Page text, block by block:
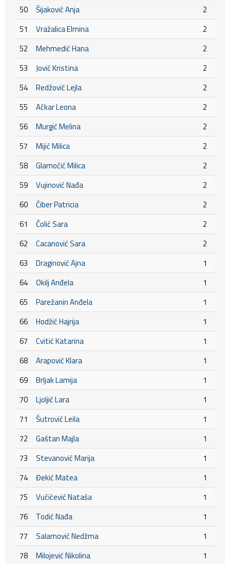
50
Šijaković Anja
2
51
Vražalica Elmina
2
52
Mehmedić Hana
2
53
Jović Kristina
2
54
Redžović Lejla
2
55
Ačkar Leona
2
56
Murgić Melina
2
57
Mijić Milica
2
58
Glamočić Milica
2
59
Vujinović Nađa
2
60
Ćiber Patricia
2
61
Čolić Sara
2
62
Cacanović Sara
2
63
Draginović Ajna
1
64
Okilj Anđela
1
65
Parežanin Anđela
1
66
Hodžić Hajrija
1
67
Cvitić Katarina
1
68
Arapović Klara
1
69
Brljak Lamija
1
70
Ljoljić Lara
1
71
Šutrović Leila
1
72
Gaštan Majla
1
73
Stevanović Marija
1
74
Đekić Matea
1
75
Vučićević Nataša
1
76
Todić Nađa
1
77
Salamović Nedžma
1
78
Milojević Nikolina 1